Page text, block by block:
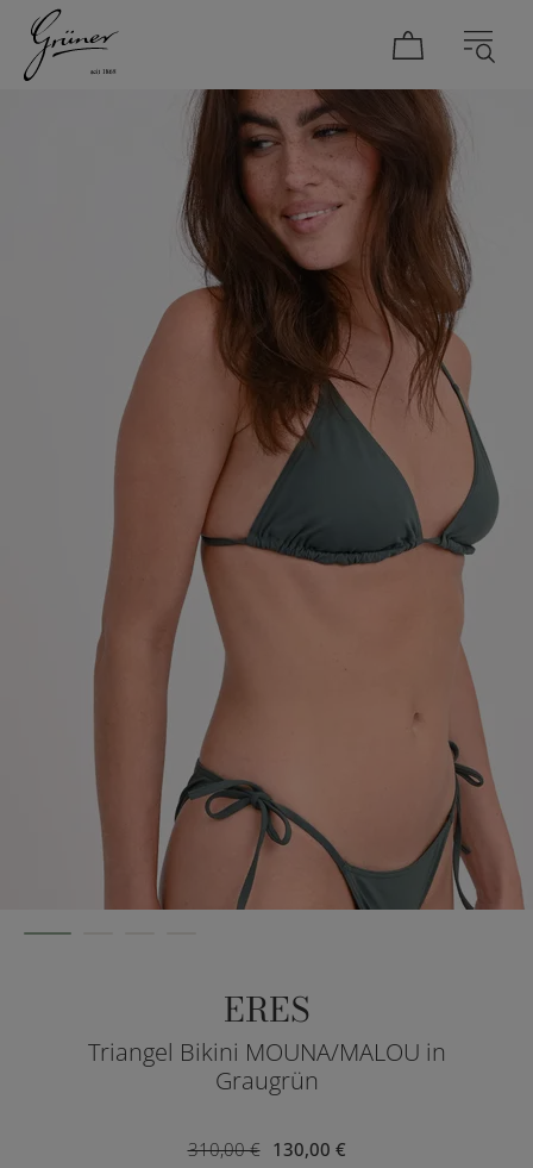
ERES
Triangel Bikini MOUNA/MALOU in
Graugrün
130,00 €
310,00 €
HERREN